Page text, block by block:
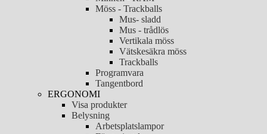
Möss - Trackballs
Mus- sladd
Mus - trådlös
Vertikala möss
Vätskesäkra möss
Trackballs
Programvara
Tangentbord
ERGONOMI
Visa produkter
Belysning
Arbetsplatslampor